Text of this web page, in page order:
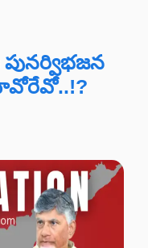
పునర్విభజన
చావోరేవో..!?